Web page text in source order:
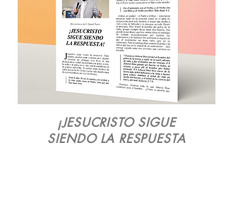
¡JESUCRISTO SIGUE
SIENDO LA RESPUESTA